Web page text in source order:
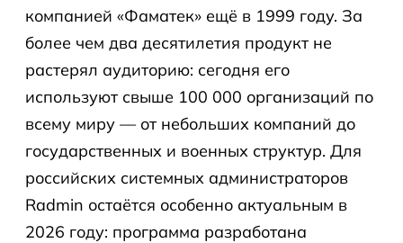
компанией «Фаматек» ещё в 1999 году. За
более чем два десятилетия продукт не
растерял аудиторию: сегодня его
используют свыше 100 000 организаций по
всему миру — от небольших компаний до
государственных и военных структур. Для
российских системных администраторов
Radmin остаётся особенно актуальным в
2026 году: программа разработана